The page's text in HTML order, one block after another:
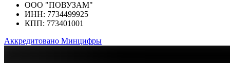
ООО "ПОВУЗАМ"
ИНН: 7734499925
КПП: 773401001
Аккредитовано Минцифры